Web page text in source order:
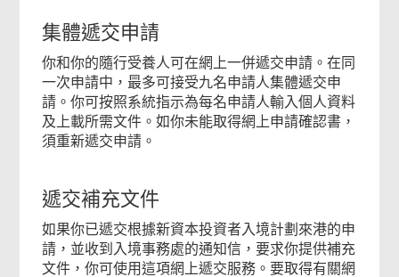
集體遞交申請
你和你的隨行受養人可在網上一併遞交申請。在同
一次申請中，最多可接受九名申請人集體遞交申
請。你可按照系統指示為每名申請人輸入個人資料
及上載所需文件。如你未能取得網上申請確認書，
須重新遞交申請。
遞交補充文件
如果你已遞交根據新資本投資者入境計劃來港的申
請，並收到入境事務處的通知信，要求你提供補充
文件，你可使用這項網上遞交服務。要取得有關網